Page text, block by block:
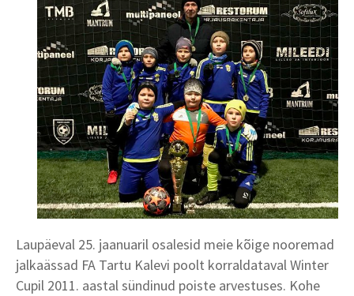
Laupäeval 25. jaanuaril osalesid meie kõige nooremad
jalkaässad FA Tartu Kalevi poolt korraldataval Winter
Cupil 2011. aastal sündinud poiste arvestuses. Kohe